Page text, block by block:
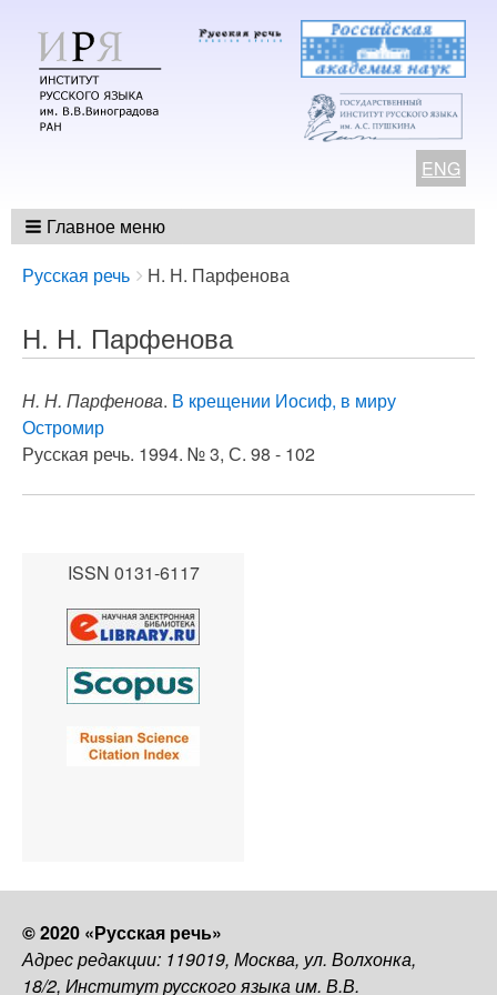
ENG
Главное меню
Breadcrumbs
You
here:
Русская речь Н. Н. Парфенова
Н. Н. Парфенова
Н. Н. Парфенова. В крещении Иосиф, в миру
Остромир
Русская речь. 1994. № 3, С. 98 - 102
ISSN 0131-6117
© 2020 «Русская речь»
Адрес редакции: 119019, Москва, ул. Волхонка,
18/2, Институт русского языка им. В.В.